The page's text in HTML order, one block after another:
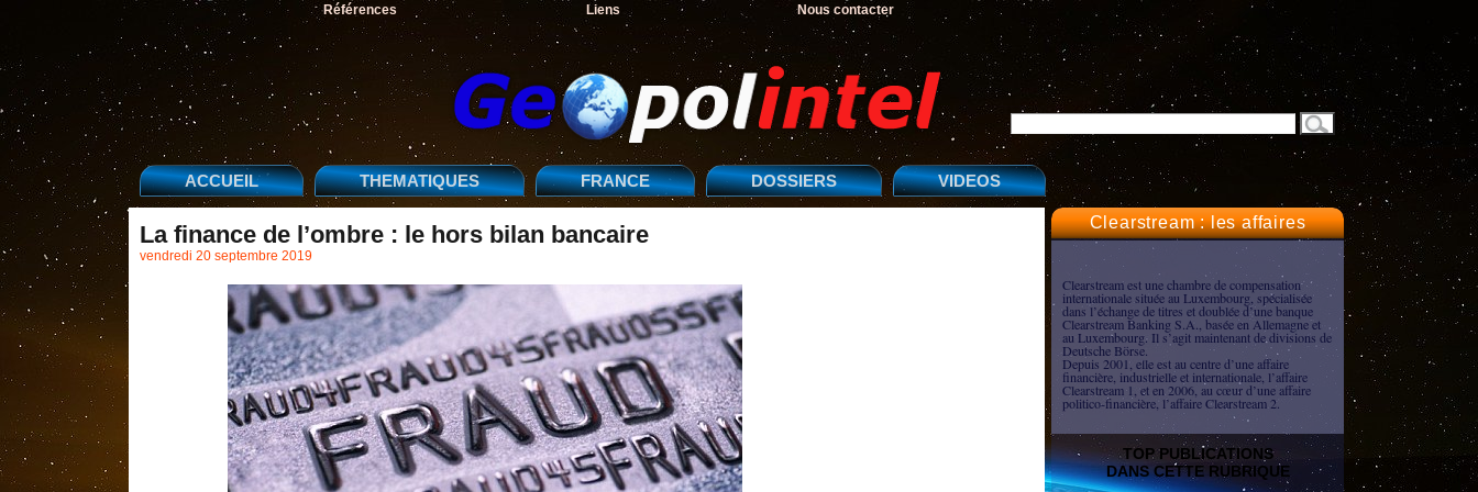
Références Liens Nous contacter
ACCUEIL THEMATIQUES FRANCE DOSSIERS VIDEOS
La finance de l’ombre : le hors bilan bancaire
vendredi 20 septembre 2019
Clearstream : les affaires
Clearstream est une chambre de compensation
internationale située au Luxembourg, spécialisée
dans l’échange de titres et doublée d’une banque
Clearstream Banking S.A., basée en Allemagne et
au Luxembourg. Il s’agit maintenant de divisions de
Deutsche Börse.
Depuis 2001, elle est au centre d’une affaire
financière, industrielle et internationale, l’affaire
Clearstream 1, et en 2006, au cœur d’une affaire
politico-financière, l’affaire Clearstream 2.
TOP PUBLICATIONS
DANS CETTE RUBRIQUE